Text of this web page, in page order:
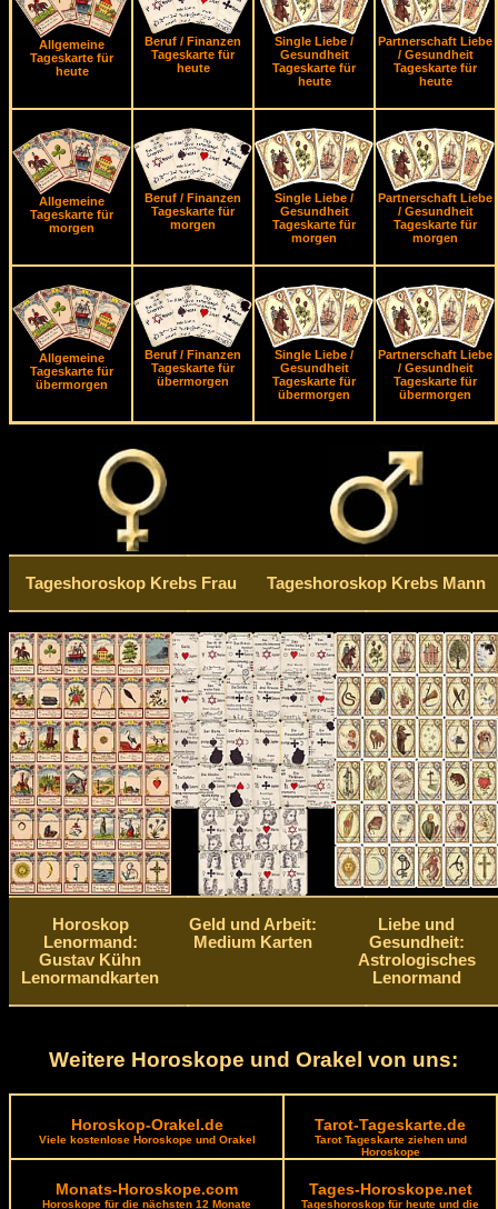
Allgemeine
Tageskarte für
heute
Beruf / Finanzen
Tageskarte für
heute
Single Liebe /
Gesundheit
Tageskarte für
heute
Partnerschaft Liebe
/ Gesundheit
Tageskarte für
heute
Allgemeine
Tageskarte für
morgen
Beruf / Finanzen
Tageskarte für
morgen
Single Liebe /
Gesundheit
Tageskarte für
morgen
Partnerschaft Liebe
/ Gesundheit
Tageskarte für
morgen
Allgemeine
Tageskarte für
übermorgen
Beruf / Finanzen
Tageskarte für
übermorgen
Single Liebe /
Gesundheit
Tageskarte für
übermorgen
Partnerschaft Liebe
/ Gesundheit
Tageskarte für
übermorgen
Tageshoroskop Krebs Frau Tageshoroskop Krebs Mann
Horoskop
Lenormand:
Gustav Kühn
Lenormandkarten
Geld und Arbeit:
Medium Karten
Liebe und
Gesundheit:
Astrologisches
Lenormand
Weitere Horoskope und Orakel von uns:
Horoskop-Orakel.de
Viele kostenlose Horoskope und Orakel
Tarot-Tageskarte.de
Tarot Tageskarte ziehen und
Horoskope
Monats-Horoskope.com
Horoskope für die nächsten 12 Monate
Tages-Horoskope.net
Tageshoroskop für heute und die